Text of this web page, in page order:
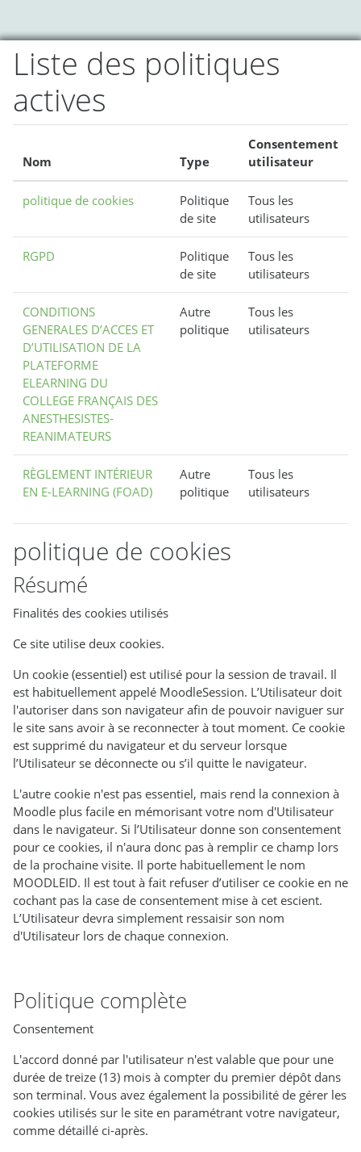
Liste des politiques
actives
Nom Type
Consentement
utilisateur
politique de cookies
Politique
de site
Tous les
utilisateurs
RGPD
Politique
de site
Tous les
utilisateurs
CONDITIONS
GENERALES D’ACCES ET
D’UTILISATION DE LA
PLATEFORME
ELEARNING DU
COLLEGE FRANÇAIS DES
ANESTHESISTES-
REANIMATEURS
Autre
politique
Tous les
utilisateurs
RÈGLEMENT INTÉRIEUR
EN E-LEARNING (FOAD)
Autre
politique
Tous les
utilisateurs
politique de cookies
Résumé
Finalités des cookies utilisés
Ce site utilise deux cookies.
Un cookie (essentiel) est utilisé pour la session de travail. Il
est habituellement appelé MoodleSession. L’Utilisateur doit
l'autoriser dans son navigateur afin de pouvoir naviguer sur
le site sans avoir à se reconnecter à tout moment. Ce cookie
est supprimé du navigateur et du serveur lorsque
l’Utilisateur se déconnecte ou s’il quitte le navigateur.
L'autre cookie n'est pas essentiel, mais rend la connexion à
Moodle plus facile en mémorisant votre nom d'Utilisateur
dans le navigateur. Si l’Utilisateur donne son consentement
pour ce cookies, il n'aura donc pas à remplir ce champ lors
de la prochaine visite. Il porte habituellement le nom
MOODLEID. Il est tout à fait refuser d’utiliser ce cookie en ne
cochant pas la case de consentement mise à cet escient.
L’Utilisateur devra simplement ressaisir son nom
d'Utilisateur lors de chaque connexion.
Politique complète
Consentement
L'accord donné par l'utilisateur n'est valable que pour une
durée de treize (13) mois à compter du premier dépôt dans
son terminal. Vous avez également la possibilité de gérer les
cookies utilisés sur le site en paramétrant votre navigateur,
comme détaillé ci-après.